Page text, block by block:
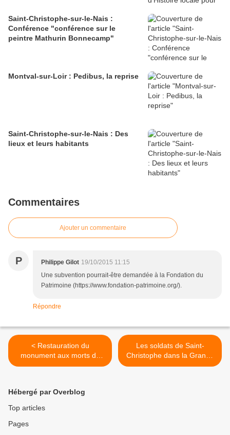
Saint-Christophe-sur-le-Nais :
Conférence "conférence sur le
peintre Mathurin Bonnecamp"
Montval-sur-Loir : Pedibus, la reprise
Saint-Christophe-sur-le-Nais : Des
lieux et leurs habitants
Commentaires
Ajouter un commentaire
P Philippe Gilot 19/10/2015 11:15
Une subvention pourrait-être demandée à la Fondation du
Patrimoine (https://www.fondation-patrimoine.org/).
Répondre
< Restauration du
monument aux morts de
Saint-Christophe
Les soldats de Saint-
Christophe dans la Grande
Guerre >
Hébergé par Overblog
Top articles
Pages